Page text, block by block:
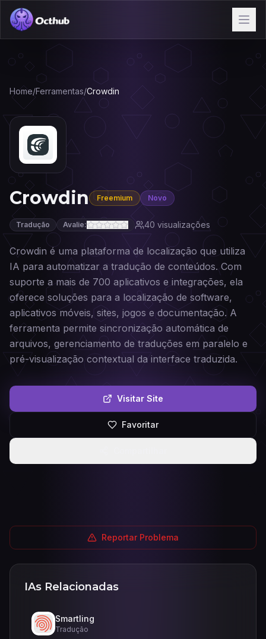
Home/Ferramentas/Crowdin
Crowdin Freemium Novo
Tradução Avalie: 40 visualizações
Crowdin é uma plataforma de localização que utiliza
IA para automatizar a tradução de conteúdos. Com
suporte a mais de 700 aplicativos e integrações, ela
oferece soluções para a localização de software,
aplicativos móveis, sites, jogos e documentação. A
ferramenta permite sincronização automática de
arquivos, gerenciamento de traduções em paralelo e
pré-visualização contextual da interface traduzida.
Visitar Site
Favoritar
Reportar Problema
IAs Relacionadas
Smartling
Tradução